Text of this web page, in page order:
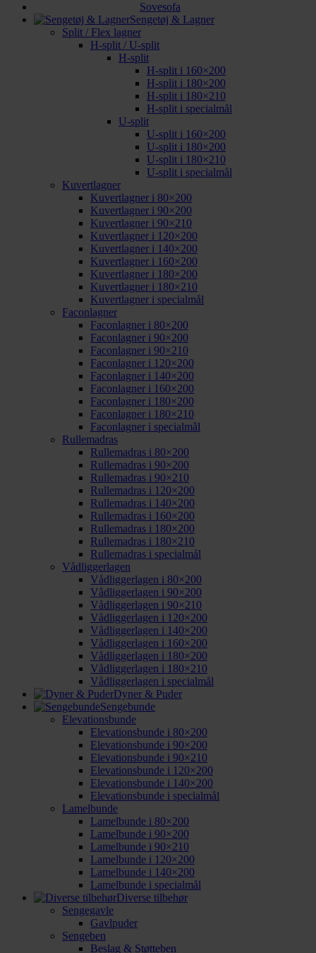
Sovesofa
Sengetøj & Lagner
Split / Flex lagner
H-split / U-split
H-split
H-split i 160×200
H-split i 180×200
H-split i 180×210
H-split i specialmål
U-split
U-split i 160×200
U-split i 180×200
U-split i 180×210
U-split i specialmål
Kuvertlagner
Kuvertlagner i 80×200
Kuvertlagner i 90×200
Kuvertlagner i 90×210
Kuvertlagner i 120×200
Kuvertlagner i 140×200
Kuvertlagner i 160×200
Kuvertlagner i 180×200
Kuvertlagner i 180×210
Kuvertlagner i specialmål
Faconlagner
Faconlagner i 80×200
Faconlagner i 90×200
Faconlagner i 90×210
Faconlagner i 120×200
Faconlagner i 140×200
Faconlagner i 160×200
Faconlagner i 180×200
Faconlagner i 180×210
Faconlagner i specialmål
Rullemadras
Rullemadras i 80×200
Rullemadras i 90×200
Rullemadras i 90×210
Rullemadras i 120×200
Rullemadras i 140×200
Rullemadras i 160×200
Rullemadras i 180×200
Rullemadras i 180×210
Rullemadras i specialmål
Vådliggerlagen
Vådliggerlagen i 80×200
Vådliggerlagen i 90×200
Vådliggerlagen i 90×210
Vådliggerlagen i 120×200
Vådliggerlagen i 140×200
Vådliggerlagen i 160×200
Vådliggerlagen i 180×200
Vådliggerlagen i 180×210
Vådliggerlagen i specialmål
Dyner & Puder
Sengebunde
Elevationsbunde
Elevationsbunde i 80×200
Elevationsbunde i 90×200
Elevationsbunde i 90×210
Elevationsbunde i 120×200
Elevationsbunde i 140×200
Elevationsbunde i specialmål
Lamelbunde
Lamelbunde i 80×200
Lamelbunde i 90×200
Lamelbunde i 90×210
Lamelbunde i 120×200
Lamelbunde i 140×200
Lamelbunde i specialmål
Diverse tilbehør
Sengegavle
Gavlpuder
Sengeben
Beslag & Støtteben